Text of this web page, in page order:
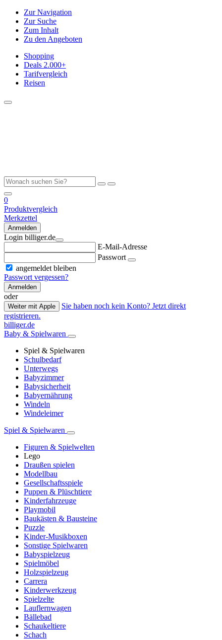
Zur Navigation
Zur Suche
Zum Inhalt
Zu den Angeboten
Shopping
Deals 2.000+
Tarifvergleich
Reisen
0
Produktvergleich
Merkzettel
Anmelden
Login billiger.de
E-Mail-Adresse
Passwort
angemeldet bleiben
Passwort vergessen?
Anmelden
oder
Weiter mit Apple
Sie haben noch kein Konto? Jetzt direkt
registrieren.
billiger.de
Baby & Spielwaren
Spiel & Spielwaren
Schulbedarf
Unterwegs
Babyzimmer
Babysicherheit
Babyernährung
Windeln
Windeleimer
Spiel & Spielwaren
Figuren & Spielwelten
Lego
Draußen spielen
Modellbau
Gesellschaftsspiele
Puppen & Plüschtiere
Kinderfahrzeuge
Playmobil
Baukästen & Bausteine
Puzzle
Kinder-Musikboxen
Sonstige Spielwaren
Babyspielzeug
Spielmöbel
Holzspielzeug
Carrera
Kinderwerkzeug
Spielzelte
Lauflernwagen
Bällebad
Schaukeltiere
Schach